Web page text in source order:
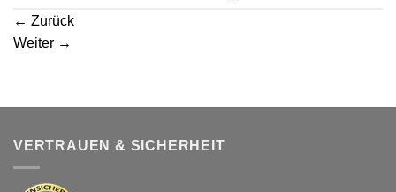
← Zurück
Weiter →
VERTRAUEN & SICHERHEIT